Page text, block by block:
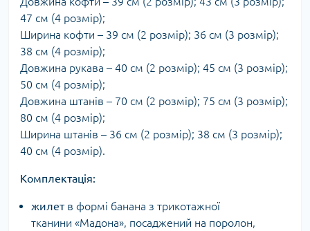
47 см (4 розмір);
Ширина кофти – 39 см (2 розмір); 36 см (3 розмір);
38 см (4 розмір);
Довжина рукава – 40 см (2 розмір); 45 см (3 розмір);
50 см (4 розмір);
Довжина штанів – 70 см (2 розмір); 75 см (3 розмір);
80 см (4 розмір);
Ширина штанів – 36 см (2 розмір); 38 см (3 розмір);
40 см (4 розмір).
Комплектація:
жилетв формі банана з трикотажної
тканини «Мадона», посаджений на поролон,